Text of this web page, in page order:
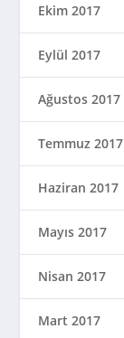
Ekim 2017
Eylül 2017
Ağustos 2017
Temmuz 2017
Haziran 2017
Mayıs 2017
Nisan 2017
Mart 2017